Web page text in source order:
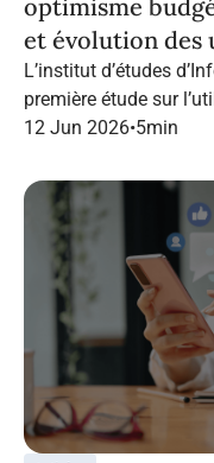
optimisme
et évolution des
L’institut d’études
première étude sur
dans le marketing B2B.
12 Jun 2026•5min